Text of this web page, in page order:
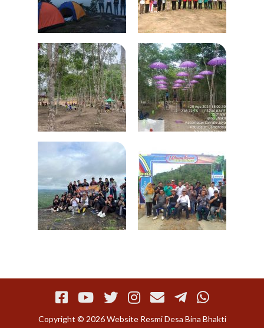
Copyright © 2026 Website Resmi Desa Bina Bhakti